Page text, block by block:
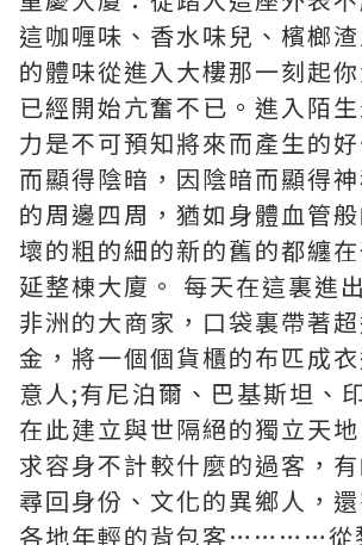
這咖喱味、香水味兒、檳榔
的體味從進入大樓那一刻起
已經開始亢奮不已。進入陌
力是不可預知將來而產生的
而顯得陰暗，因陰暗而顯得
的周邊四周，猶如身體血管
壞的粗的細的新的舊的都纏
延整棟大廈。 每天在這裏進
非洲的大商家，口袋裏帶著
金，將一個個貨櫃的布匹成
意人;有尼泊爾、巴基斯坦、
在此建立與世隔絕的獨立天
求容身不計較什麼的過客，
尋回身份、文化的異鄉人，
各地年輕的背包客…………從